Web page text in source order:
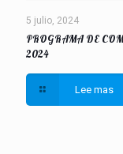
5 julio, 2024
PROGRAMA DE
2024
Lee mas